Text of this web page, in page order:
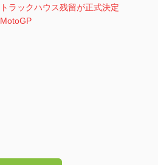
トラックハウス残留が正式決定
MotoGP